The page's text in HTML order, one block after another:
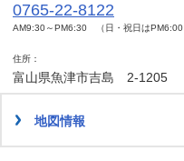
0765-22-8122
AM9:30～PM6:30 （日・祝日はPM6:00
住所
富山県魚津市吉島 2-1205
地図情報